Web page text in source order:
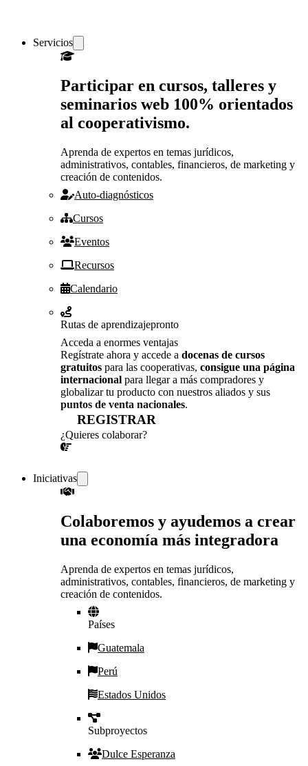
Servicios
Participar en cursos, talleres y
seminarios web 100% orientados
al cooperativismo.
Aprenda de expertos en temas jurídicos,
administrativos, contables, financieros, de marketing y
creación de contenidos.
Auto-diagnósticos
Cursos
Eventos
Recursos
Calendario
Rutas de aprendizajepronto
Acceda a enormes ventajas
Regístrate ahora y accede a docenas de cursos
gratuitos para las cooperativas, consigue una página
internacional para llegar a más compradores y
globalizar tu producto con nuestros aliados y sus
puntos de venta nacionales.
REGISTRAR
¿Quieres colaborar?
Iniciativas
Colaboremos y ayudemos a crear
una economía más integradora
Aprenda de expertos en temas jurídicos,
administrativos, contables, financieros, de marketing y
creación de contenidos.
Países
Guatemala
Perú
Estados Unidos
Subproyectos
Dulce Esperanza